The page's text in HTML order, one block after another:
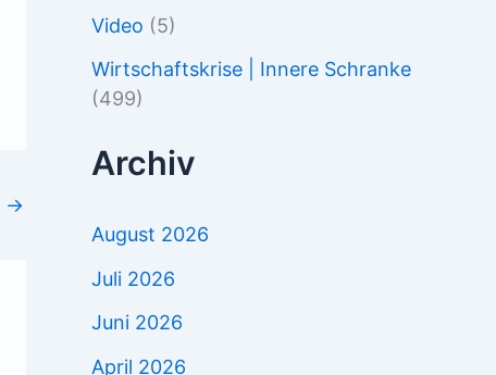
→
Video (5)
Wirtschaftskrise | Innere Schranke
(499)
Archiv
August 2026
Juli 2026
Juni 2026
April 2026